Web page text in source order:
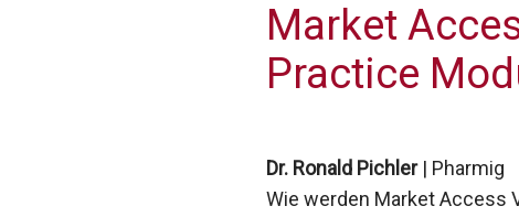
Market
Practice
Dr. Ronald Pichler| Pharmig
Wie werden Market Access